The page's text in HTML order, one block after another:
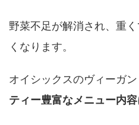
野菜不足が解消され、重
くなります。
オイシックスのヴィーガ
ティー豊富なメニュー内容